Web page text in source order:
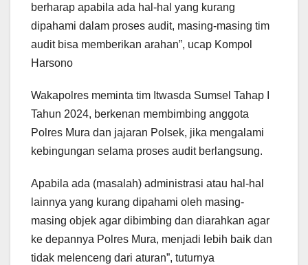
berharap apabila ada hal-hal yang kurang
dipahami dalam proses audit, masing-masing tim
audit bisa memberikan arahan”, ucap Kompol
Harsono
Wakapolres meminta tim Itwasda Sumsel Tahap I
Tahun 2024, berkenan membimbing anggota
Polres Mura dan jajaran Polsek, jika mengalami
kebingungan selama proses audit berlangsung.
Apabila ada (masalah) administrasi atau hal-hal
lainnya yang kurang dipahami oleh masing-
masing objek agar dibimbing dan diarahkan agar
ke depannya Polres Mura, menjadi lebih baik dan
tidak melenceng dari aturan”, tuturnya